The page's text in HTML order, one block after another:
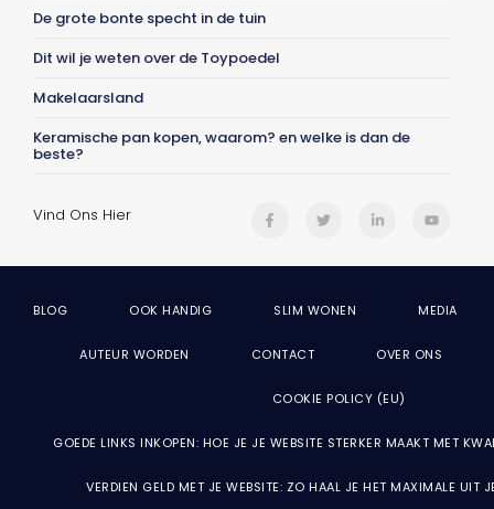
De grote bonte specht in de tuin
Dit wil je weten over de Toypoedel
Makelaarsland
Keramische pan kopen, waarom? en welke is dan de
beste?
Vind Ons Hier
BLOG OOK HANDIG SLIM WONEN MEDIA
AUTEUR WORDEN CONTACT OVER ONS
COOKIE POLICY (EU)
GOEDE LINKS INKOPEN: HOE JE JE WEBSITE STERKER MAAKT MET
VERDIEN GELD MET JE WEBSITE: ZO HAAL JE HET MAXIMALE UIT